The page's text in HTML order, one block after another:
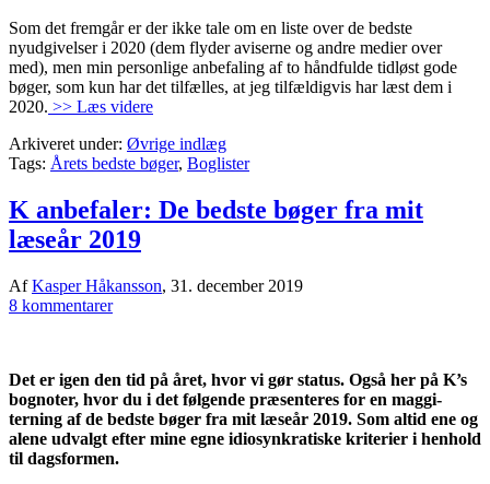
Som det fremgår er der ikke tale om en liste over de bedste
nyudgivelser i 2020 (dem flyder aviserne og andre medier over
med), men min personlige anbefaling af to håndfulde tidløst gode
bøger, som kun har det tilfælles, at jeg tilfældigvis har læst dem i
2020. >> Læs videre
Arkiveret under: Øvrige indlæg
Tags: Årets bedste bøger, Boglister
K anbefaler: De bedste bøger fra mit
læseår 2019
AfKasper Håkansson, 31. december 2019
8 kommentarer
Det er igen den tid på året, hvor vi gør status. Også her på K’s
bognoter, hvor du i det følgende præsenteres for en maggi-
terning af de bedste bøger fra mit læseår 2019. Som altid ene og
alene udvalgt efter mine egne idiosynkratiske kriterier i henhold
til dagsformen.